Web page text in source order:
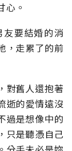
心。
要結婚的消
，走累了的前
對舊人還抱著
逝的愛情遠沒
過是想像中的
只是聽憑自己